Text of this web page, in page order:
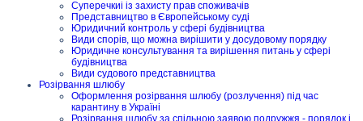
Суперечкиі із захисту прав споживачів
Представництво в Європейському суді
Юридичний контроль у сфері будівництва
Види спорів, що можна вирішити у досудовому порядку
Юридичне консультування та вирішення питань у сфері
будівництва
Види судового представництва
Розірвання шлюбу
Оформлення розірвання шлюбу (розлучення) під час
карантину в Україні
Розірвання шлюбу за спільною заявою подружжя - порядок і